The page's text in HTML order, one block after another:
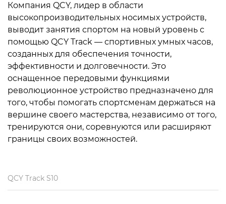
Компания QCY, лидер в области
высокопроизводительных носимых устройств,
выводит занятия спортом на новый уровень с
помощью QCY Track — спортивных умных часов,
созданных для обеспечения точности,
эффективности и долговечности. Это
оснащенное передовыми функциями
революционное устройство предназначено для
того, чтобы помогать спортсменам держаться на
вершине своего мастерства, независимо от того,
тренируются они, соревнуются или расширяют
границы своих возможностей.
QCY Track S10